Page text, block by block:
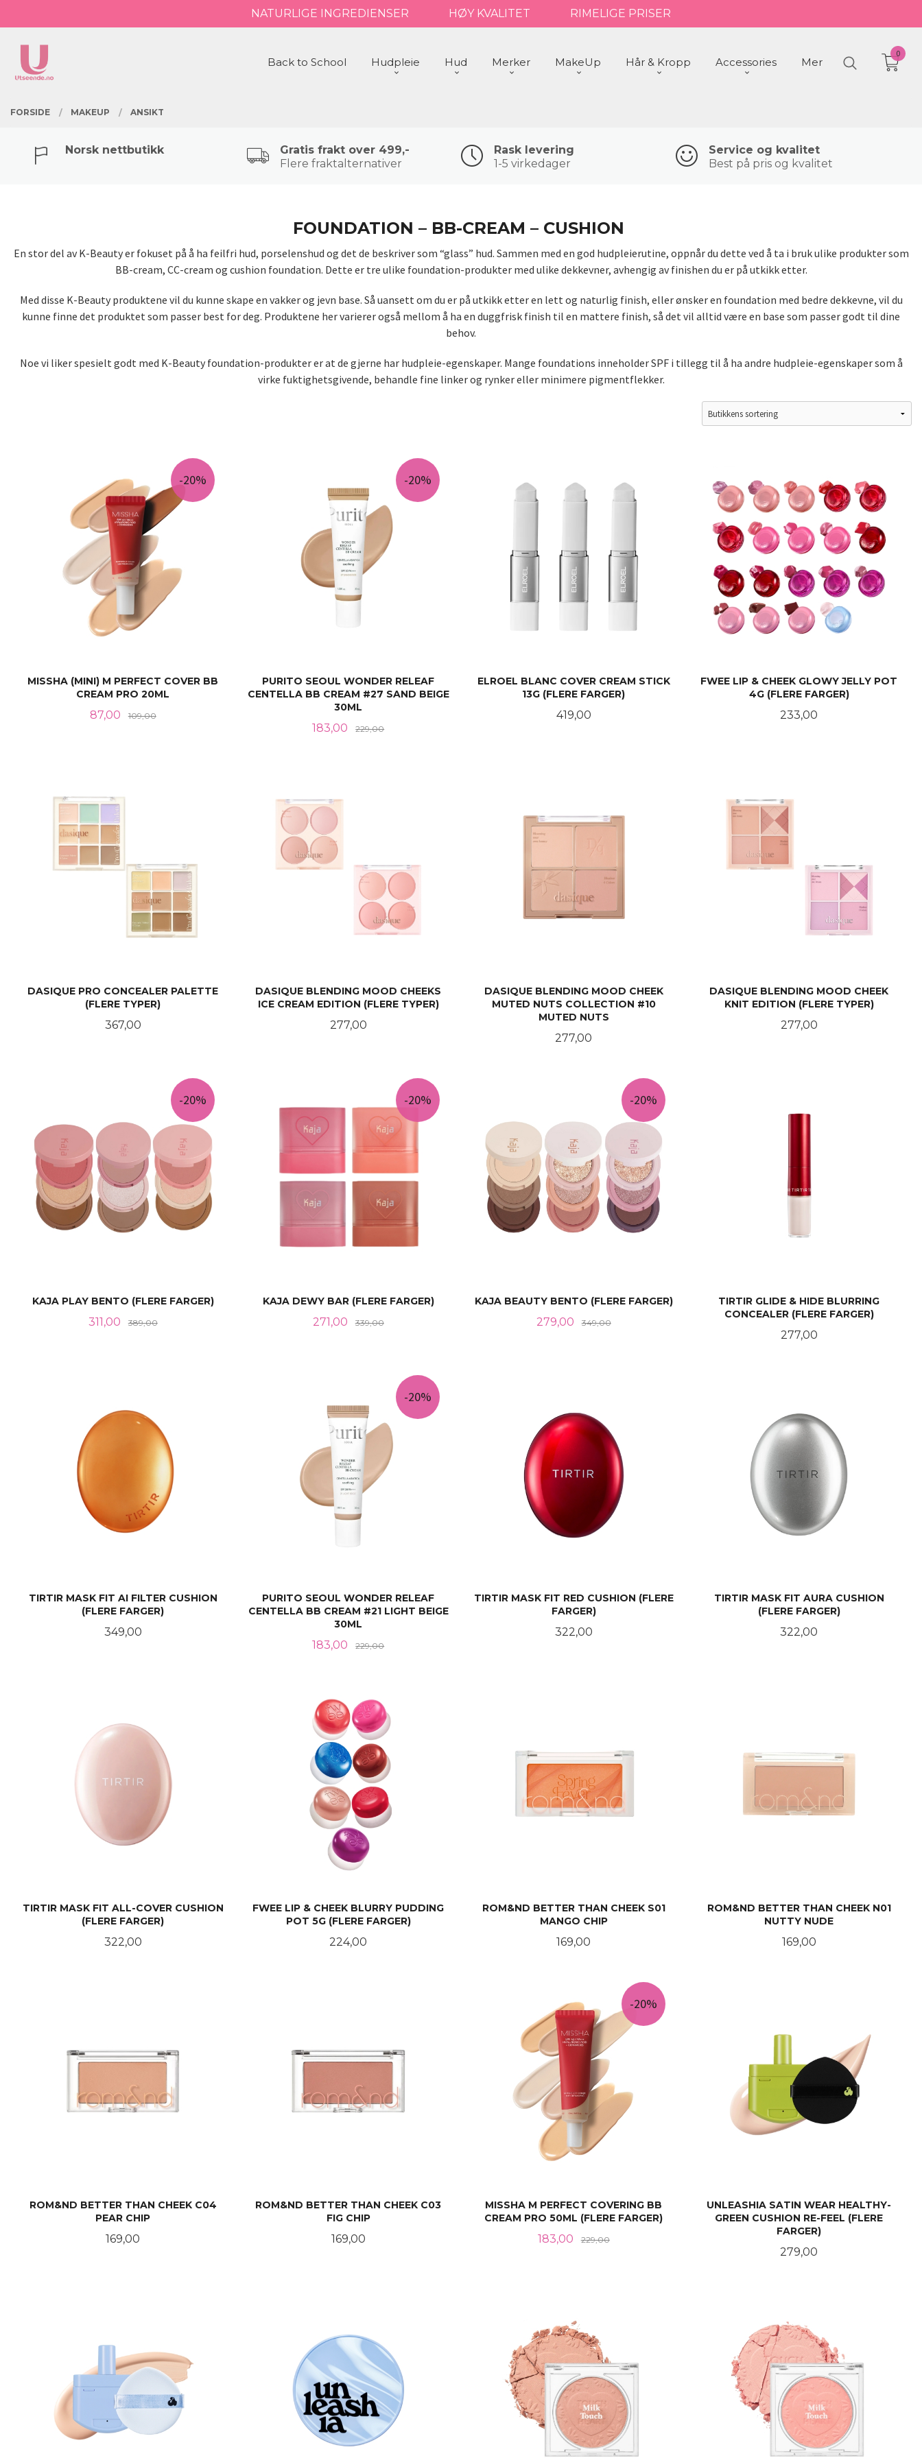
til
NATURLIGE INGREDIENSER HØY KVALITET RIMELIGE PRISER
PRODUKTER
Back to School Hudpleie Hud Merker MakeUp Hår & Kropp Accessories Mer
0
FORSIDE MAKEUP ANSIKT
Norsk nettbutikk
Gratis frakt over 499,-
Flere fraktalternativer
Rask levering
1-5 virkedager
Service og kvalitet
Best på pris og kvalitet
FOUNDATION – BB-CREAM – CUSHION
En stor del av K-Beauty er fokuset på å ha feilfri hud, porselenshud og det de beskriver som “glass” hud. Sammen med en god hudpleierutine, oppnår du dette ved å ta i bruk ulike produkter som
BB-cream, CC-cream og cushion foundation. Dette er tre ulike foundation-produkter med ulike dekkevner, avhengig av finishen du er på utkikk etter.
Med disse K-Beauty produktene vil du kunne skape en vakker og jevn base. Så uansett om du er på utkikk etter en lett og naturlig finish, eller ønsker en foundation med bedre dekkevne, vil du
kunne finne det produktet som passer best for deg. Produktene her varierer også mellom å ha en duggfrisk finish til en mattere finish, så det vil alltid være en base som passer godt til dine
behov.
Noe vi liker spesielt godt med K-Beauty foundation-produkter er at de gjerne har hudpleie-egenskaper. Mange foundations inneholder SPF i tillegg til å ha andre hudpleie-egenskaper som å
virke fuktighetsgivende, behandle fine linker og rynker eller minimere pigmentflekker.
MISSHA (MINI) M PERFECT COVER BB
CREAM PRO 20ML
Tilbud
87,00 109,00Rabatt
-20%
PURITO SEOUL WONDER RELEAF
CENTELLA BB CREAM #27 SAND BEIGE
30ML
Tilbud
183,00 229,00Rabatt
-20%
ELROEL BLANC COVER CREAM STICK
13G (FLERE FARGER)
Pris
419,00
FWEE LIP & CHEEK GLOWY JELLY POT
4G (FLERE FARGER)
Pris
233,00
DASIQUE PRO CONCEALER PALETTE
(FLERE TYPER)
Pris
367,00
DASIQUE BLENDING MOOD CHEEKS
ICE CREAM EDITION (FLERE TYPER)
Pris
277,00
DASIQUE BLENDING MOOD CHEEK
MUTED NUTS COLLECTION #10
MUTED NUTS
Pris
277,00
DASIQUE BLENDING MOOD CHEEK
KNIT EDITION (FLERE TYPER)
Pris
277,00
KAJA PLAY BENTO (FLERE FARGER)
Tilbud
311,00 389,00Rabatt
-20%
KAJA DEWY BAR (FLERE FARGER)
Tilbud
271,00 339,00Rabatt
-20%
KAJA BEAUTY BENTO (FLERE FARGER)
Tilbud
279,00 349,00Rabatt
-20%
TIRTIR GLIDE & HIDE BLURRING
CONCEALER (FLERE FARGER)
Pris
277,00
TIRTIR MASK FIT AI FILTER CUSHION
(FLERE FARGER)
Pris
349,00
PURITO SEOUL WONDER RELEAF
CENTELLA BB CREAM #21 LIGHT BEIGE
30ML
Tilbud
183,00 229,00Rabatt
-20%
TIRTIR MASK FIT RED CUSHION (FLERE
FARGER)
Pris
322,00
TIRTIR MASK FIT AURA CUSHION
(FLERE FARGER)
Pris
322,00
TIRTIR MASK FIT ALL-COVER CUSHION
(FLERE FARGER)
Pris
322,00
FWEE LIP & CHEEK BLURRY PUDDING
POT 5G (FLERE FARGER)
Pris
224,00
ROM&ND BETTER THAN CHEEK S01
MANGO CHIP
Pris
169,00
ROM&ND BETTER THAN CHEEK N01
NUTTY NUDE
Pris
169,00
ROM&ND BETTER THAN CHEEK C04
PEAR CHIP
Pris
169,00
ROM&ND BETTER THAN CHEEK C03
FIG CHIP
Pris
169,00
MISSHA M PERFECT COVERING BB
CREAM PRO 50ML (FLERE FARGER)
Tilbud
183,00 229,00Rabatt
-20%
UNLEASHIA SATIN WEAR HEALTHY-
GREEN CUSHION RE-FEEL (FLERE
FARGER)
Pris
279,00